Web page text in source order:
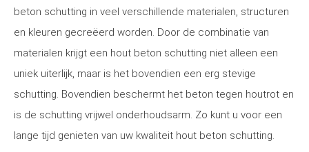
beton schutting in veel verschillende materialen, structuren
en kleuren gecreëerd worden. Door de combinatie van
materialen krijgt een hout beton schutting niet alleen een
uniek uiterlijk, maar is het bovendien een erg stevige
schutting. Bovendien beschermt het beton tegen houtrot en
is de schutting vrijwel onderhoudsarm. Zo kunt u voor een
lange tijd genieten van uw kwaliteit hout beton schutting.